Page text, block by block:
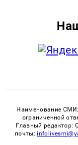
Наименование СМИ:
ограниченной
Главный редактор:
почты: